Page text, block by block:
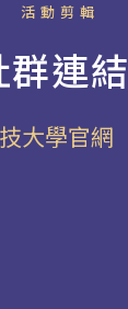
活動剪輯
群連結
大學官網